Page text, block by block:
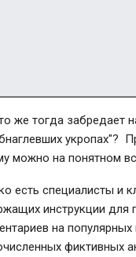
же тогда забредает
укропах"?
можно на понятном
есть специалисты и
инструкции для
на
фиктивных